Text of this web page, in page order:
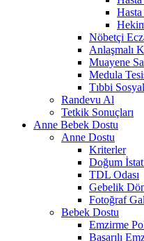
Nöbetçi
Anlaşmalı
Muayene
Medula
Tıbbi
Randevu Al
Tetkik Sonuçları
Anne Bebek Dostu
Anne Dostu
Kriterler
Doğum
TDL Odası
Gebelik
Fotoğraf
Bebek Dostu
Emzirme
Başarılı